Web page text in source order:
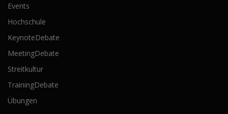
Events
Hochschule
KeynoteDebate
MeetingDebate
Streitkultur
TrainingDebate
Übungen